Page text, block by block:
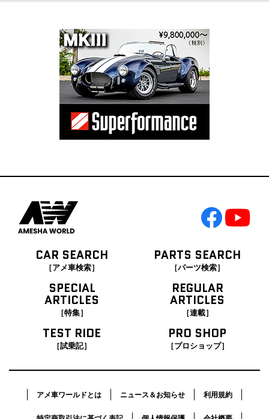
CAR SEARCH
［アメ車検索］
PARTS SEARCH
［パーツ検索］
SPECIAL
ARTICLES
［特集］
REGULAR
ARTICLES
［連載］
TEST RIDE
［試乗記］
PRO SHOP
［プロショップ］
アメ車ワールドとは ニュース＆お知らせ 利用規約